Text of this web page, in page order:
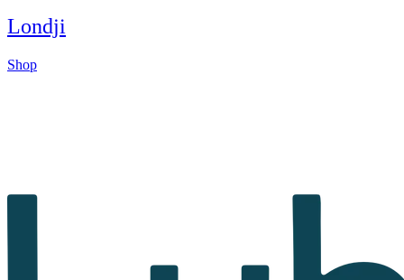
Londji
Shop